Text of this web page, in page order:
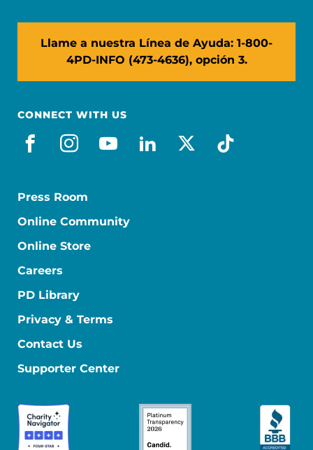
Llame a nuestra Línea de Ayuda: 1-800-
4PD-INFO (473-4636), opción 3.
CONNECT WITH US
facebook_es
instagram
youtube
linkedin
x-socialtiktok
Press Room
Online Community
Online Store
Careers
PD Library
Privacy & Terms
Contact Us
Supporter Center